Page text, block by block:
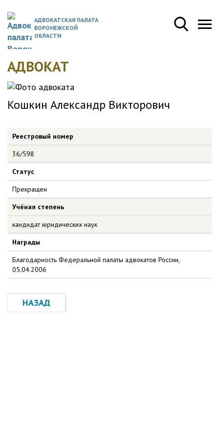
АДВОКАТСКАЯ ПАЛАТА
ВОРОНЕЖСКОЙ
ОБЛАСТИ
АДВОКАТ
Кошкин Александр Викторович
Реестровый номер
36/598
Статус
Прекращен
Учёная степень
кандидат юридических наук
Награды
Благодарность Федеральной палаты адвокатов России,
05.04.2006
НАЗАД